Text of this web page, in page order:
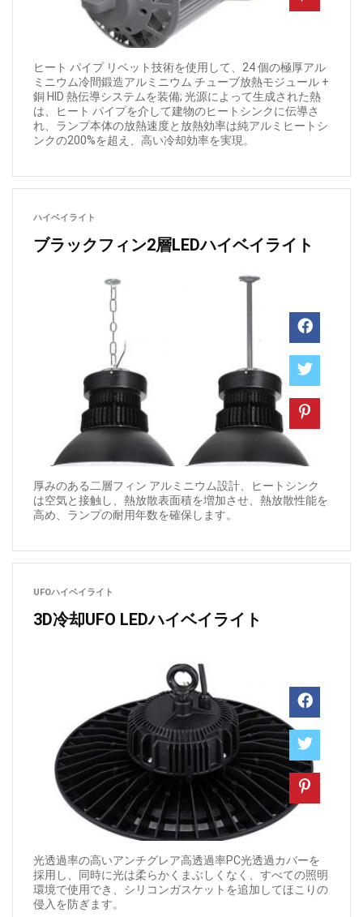
ヒート パイプ リベット技術を使用して、24 個の極厚アル
ミニウム冷間鍛造アルミニウム チューブ放熱モジュール +
銅 HID 熱伝導システムを装備; 光源によって生成された熱
は、ヒート パイプを介して建物のヒートシンクに伝導さ
れ、ランプ本体の放熱速度と放熱効率は純アルミヒートシ
ンクの200%を超え、高い冷却効率を実現。
ハイベイライト
ブラックフィン2層LEDハイベイライト
厚みのある二層フィン アルミニウム設計、ヒートシンク
は空気と接触し、熱放散表面積を増加させ、熱放散性能を
高め、ランプの耐用年数を確保します。
UFOハイベイライト
3D冷却UFO LEDハイベイライト
光透過率の高いアンチグレア高透過率PC光透過カバーを
採用し、同時に光は柔らかくまぶしくなく、すべての照明
環境で使用でき、シリコンガスケットを追加してほこりの
侵入を防ぎます。